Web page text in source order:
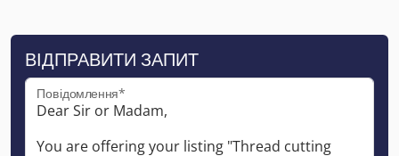
ВІДПРАВИТИ ЗАПИТ
Повідомлення*